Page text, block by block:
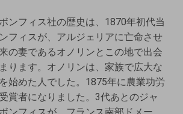
ンフィス社の歴史は、1870年初代当
フィスが、アルジェリアに亡命させ
の妻であるオノリンとこの地で出会
ります。オノリンは、家族で広大な
始めた人でした。1875年に農業功労
賞者になりました。3代あとのジャ
ンフィスが、フランス南部ドメー